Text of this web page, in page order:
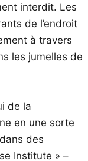
interdit. Les
de l’endroit
à travers
les jumelles de
de la
en une sorte
des
Institute » –